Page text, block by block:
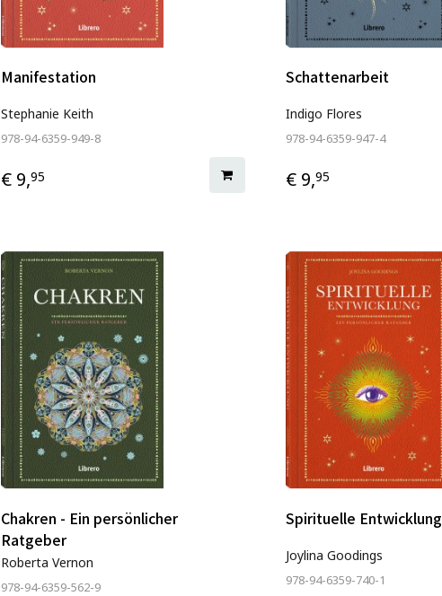
Manifestation
Stephanie Keith
978-94-6359-949-8
€ 9,95
Schattenarbeit
Indigo Flores
978-94-6359-947-4
€ 9,95
Chakren - Ein persönlicher
Ratgeber
Roberta Vernon
978-94-6359-562-9
Spirituelle Entwicklung
Joylina Goodings
978-94-6359-740-1